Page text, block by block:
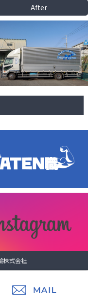
After
株式会社